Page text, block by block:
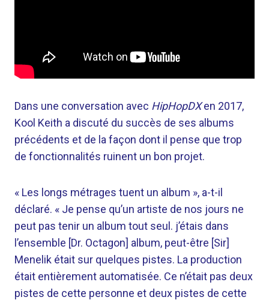
Dans une conversation avec HipHopDXen 2017,
Kool Keith a discuté du succès de ses albums
précédents et de la façon dont il pense que trop
de fonctionnalités ruinent un bon projet.
« Les longs métrages tuent un album », a-t-il
déclaré. « Je pense qu’un artiste de nos jours ne
peut pas tenir un album tout seul. j’étais dans
l’ensemble [Dr. Octagon] album, peut-être [Sir]
Menelik était sur quelques pistes. La production
était entièrement automatisée. Ce n’était pas deux
pistes de cette personne et deux pistes de cette